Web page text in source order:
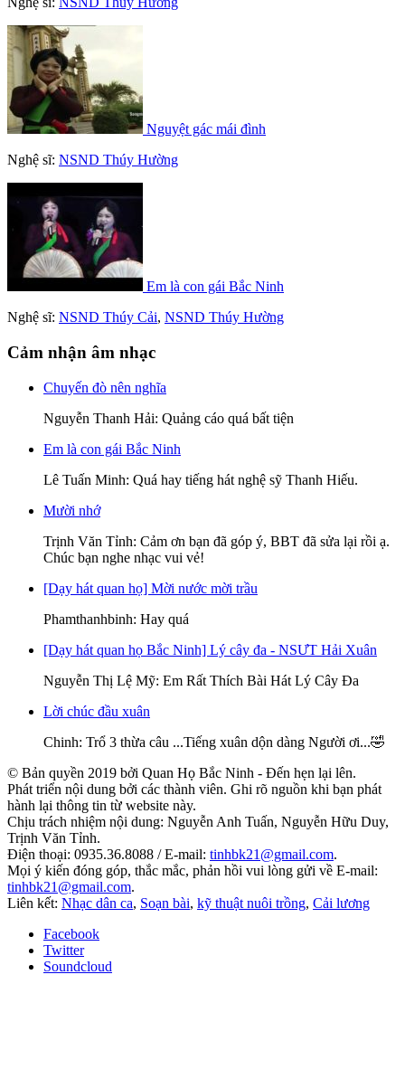
Nguyệt gác mái đình
Nghệ sĩ: NSND Thúy Hường
Em là con gái Bắc Ninh
Nghệ sĩ: NSND Thúy Cải, NSND Thúy Hường
Cảm nhận âm nhạc
Chuyến đò nên nghĩa
Nguyễn Thanh Hải: Quảng cáo quá bất tiện
Em là con gái Bắc Ninh
Lê Tuấn Minh: Quá hay tiếng hát nghệ sỹ Thanh Hiếu.
Mười nhớ
Trịnh Văn Tỉnh: Cảm ơn bạn đã góp ý, BBT đã sửa lại rồi ạ.
Chúc bạn nghe nhạc vui vẻ!
[Dạy hát quan họ] Mời nước mời trầu
Phamthanhbinh: Hay quá
[Dạy hát quan họ Bắc Ninh] Lý cây đa - NSƯT Hải Xuân
Nguyễn Thị Lệ Mỹ: Em Rất Thích Bài Hát Lý Cây Đa
Lời chúc đầu xuân
Chinh: Trổ 3 thừa câu ...Tiếng xuân dộn dàng Người ơi...🤣
© Bản quyền 2019 bởi Quan Họ Bắc Ninh - Đến hẹn lại lên.
Phát triển nội dung bởi các thành viên. Ghi rõ nguồn khi bạn phát
hành lại thông tin từ website này.
Chịu trách nhiệm nội dung: Nguyễn Anh Tuấn, Nguyễn Hữu Duy,
Trịnh Văn Tỉnh.
Điện thoại: 0935.36.8088 / E-mail: tinhbk21@gmail.com.
Mọi ý kiến đóng góp, thắc mắc, phản hồi vui lòng gửi về E-mail:
tinhbk21@gmail.com.
Liên kết: Nhạc dân ca, Soạn bài, kỹ thuật nuôi trồng, Cải lương
Facebook
Twitter
Soundcloud